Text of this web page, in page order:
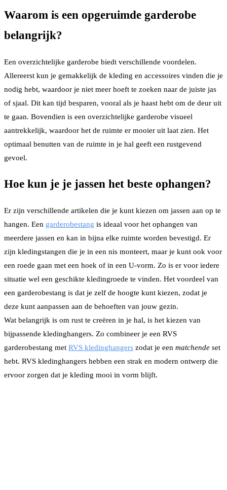
Waarom is een opgeruimde garderobe
belangrijk?
Een overzichtelijke garderobe biedt verschillende voordelen.
Allereerst kun je gemakkelijk de kleding en accessoires vinden die je
nodig hebt, waardoor je niet meer hoeft te zoeken naar de juiste jas
of sjaal. Dit kan tijd besparen, vooral als je haast hebt om de deur uit
te gaan. Bovendien is een overzichtelijke garderobe visueel
aantrekkelijk, waardoor het de ruimte er mooier uit laat zien. Het
optimaal benutten van de ruimte in je hal geeft een rustgevend
gevoel.
Hoe kun je je jassen het beste ophangen?
Er zijn verschillende artikelen die je kunt kiezen om jassen aan op te
hangen. Een garderobestang is ideaal voor het ophangen van
meerdere jassen en kan in bijna elke ruimte worden bevestigd. Er
zijn kledingstangen die je in een nis monteert, maar je kunt ook voor
een roede gaan met een hoek of in een U-vorm. Zo is er voor iedere
situatie wel een geschikte kledingroede te vinden. Het voordeel van
een garderobestang is dat je zelf de hoogte kunt kiezen, zodat je
deze kunt aanpassen aan de behoeften van jouw gezin.
Wat belangrijk is om rust te creëren in je hal, is het kiezen van
bijpassende kledinghangers. Zo combineer je een RVS
garderobestang met RVS kledinghangers zodat je een matchende set
hebt. RVS kledinghangers hebben een strak en modern ontwerp die
ervoor zorgen dat je kleding mooi in vorm blijft.